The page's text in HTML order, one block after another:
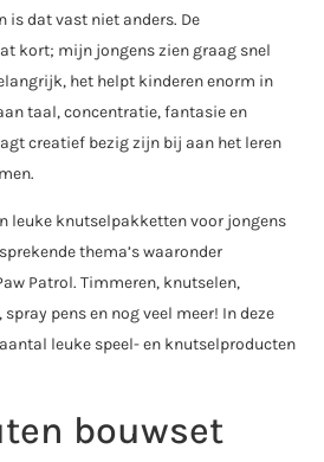
is dat vast niet anders. De
kort; mijn jongens zien graag snel
het helpt kinderen enorm in
taal, concentratie, fantasie en
creatief bezig zijn bij aan het leren
leuke knutselpakketten voor jongens
thema’s waaronder
Patrol. Timmeren, knutselen,
pens en nog veel meer! In deze
leuke speel- en knutselproducten
bouwset